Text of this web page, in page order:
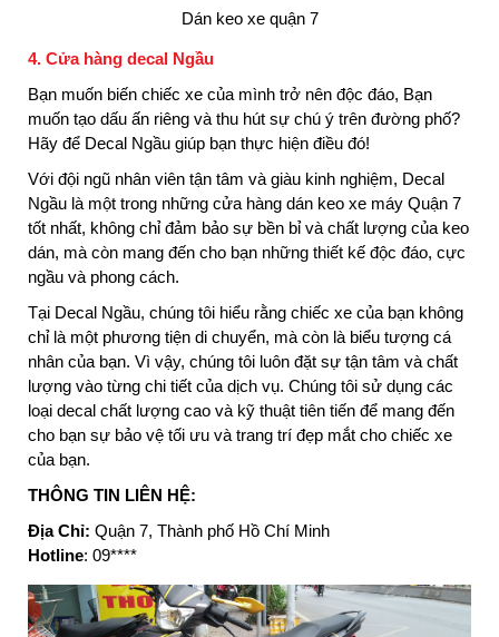
Dán keo xe quận 7
4. Cửa hàng decal Ngầu
Bạn muốn biến chiếc xe của mình trở nên độc đáo, Bạn
muốn tạo dấu ấn riêng và thu hút sự chú ý trên đường phố?
Hãy để Decal Ngầu giúp bạn thực hiện điều đó!
Với đội ngũ nhân viên tận tâm và giàu kinh nghiệm, Decal
Ngầu là một trong những cửa hàng dán keo xe máy Quận 7
tốt nhất, không chỉ đảm bảo sự bền bỉ và chất lượng của keo
dán, mà còn mang đến cho bạn những thiết kế độc đáo, cực
ngầu và phong cách.
Tại Decal Ngầu, chúng tôi hiểu rằng chiếc xe của bạn không
chỉ là một phương tiện di chuyển, mà còn là biểu tượng cá
nhân của bạn. Vì vậy, chúng tôi luôn đặt sự tận tâm và chất
lượng vào từng chi tiết của dịch vụ. Chúng tôi sử dụng các
loại decal chất lượng cao và kỹ thuật tiên tiến để mang đến
cho bạn sự bảo vệ tối ưu và trang trí đẹp mắt cho chiếc xe
của bạn.
THÔNG TIN LIÊN HỆ:
Địa Chỉ: Quận 7, Thành phố Hồ Chí Minh
Hotline: 09****